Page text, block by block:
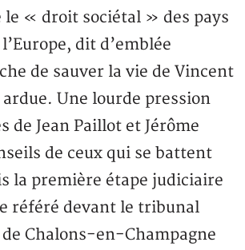
le « droit sociétal » des pays
dit d’emblée
de sauver la vie de Vincent
Une lourde pression
de Jean Paillot et Jérôme
de ceux qui se battent
la première étape judiciaire
référé devant le tribunal
Chalons-en-Champagne